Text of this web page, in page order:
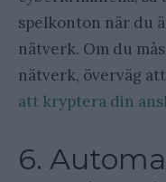
spelkonton när du
nätverk. Om du
nätverk, överväg
att kryptera din
6.